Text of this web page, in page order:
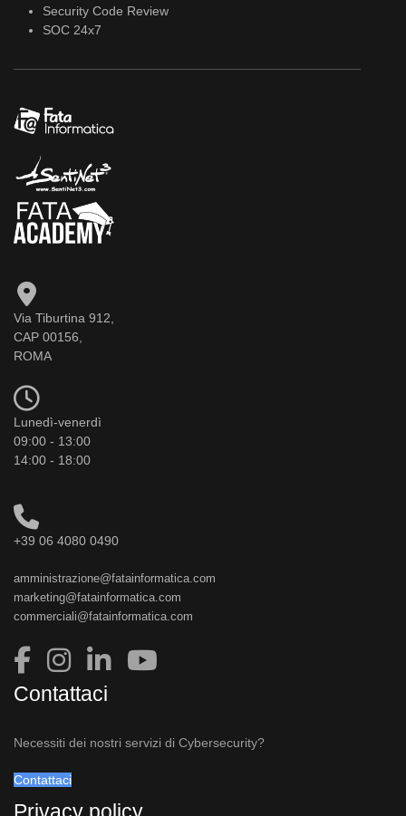
Security Code Review
SOC 24x7
Via Tiburtina 912,
CAP 00156,
ROMA
Lunedì-venerdì
09:00 - 13:00
14:00 - 18:00
+39 06 4080 0490
amministrazione@fatainformatica.com
marketing@fatainformatica.com
commerciali@fatainformatica.com
Contattaci
Necessiti dei nostri servizi di Cybersecurity?
Contattaci